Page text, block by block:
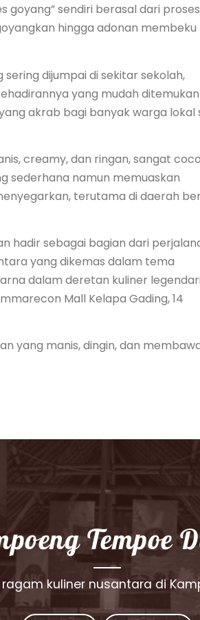
goyang” sendiri berasal dari proses
hingga adonan membeku
dijumpai di sekitar sekolah,
yang mudah ditemukan
akrab bagi banyak warga lokal
creamy, dan ringan, sangat
sederhana namun memuaskan
terutama di daerah
hadir sebagai bagian dari
yang dikemas dalam tema
dalam deretan kuliner
Mall Kelapa Gading, 14
yang manis, dingin, dan
Tempoe
kuliner nusantara di